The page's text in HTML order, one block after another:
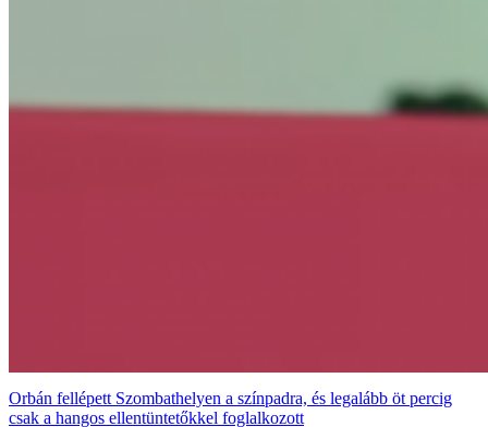
Orbán fellépett Szombathelyen a színpadra, és legalább öt percig
csak a hangos ellentüntetőkkel foglalkozott